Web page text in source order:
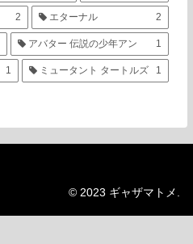
2 エターナル 2
アバター 伝説の少年アン 1
1 ミュータント タートルズ 1
© 2023 ギャザマトメ.